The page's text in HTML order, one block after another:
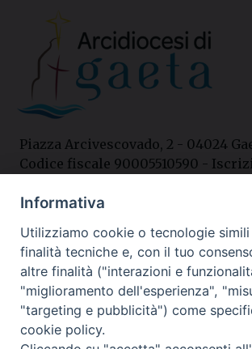
Piazza Arcivescovado, 2 - 04024
Codice fiscale 90005510590 -
Contatti
Curia
Tel. 0771.740341
Palazzo De Vio
Tel. 0771.464088
Informativa
Utilizziamo cookie o tecnologie
finalità tecniche e, con il tuo
altre finalità ("interazioni e
"miglioramento dell'esperienza",
"targeting e pubblicità") come
cookie policy.